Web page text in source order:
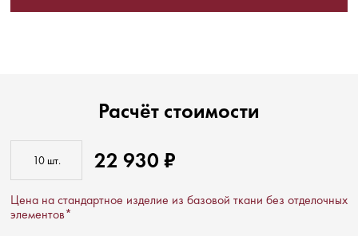
Расчёт стоимости
22 930 ₽
Цена на стандартное изделие из базовой ткани без отделочных
элементов*